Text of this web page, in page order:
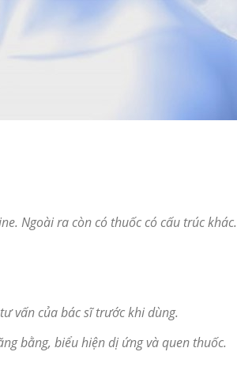
Ngoài ra còn có thuốc có cấu trúc khác.
vấn của bác sĩ trước khi dùng.
bằng, biểu hiện dị ứng và quen thuốc.